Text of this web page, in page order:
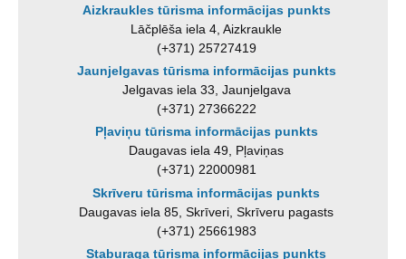
Aizkraukles tūrisma informācijas punkts
Lāčplēša iela 4, Aizkraukle
(+371) 25727419
Jaunjelgavas tūrisma informācijas punkts
Jelgavas iela 33, Jaunjelgava
(+371) 27366222
Pļaviņu tūrisma informācijas punkts
Daugavas iela 49, Pļaviņas
(+371) 22000981
Skrīveru tūrisma informācijas punkts
Daugavas iela 85, Skrīveri, Skrīveru pagasts
(+371) 25661983
Staburaga tūrisma informācijas punkts